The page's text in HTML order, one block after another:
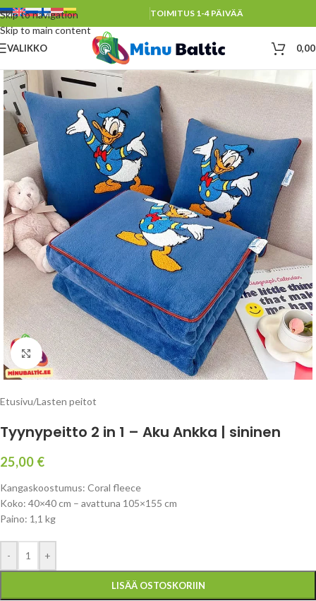
Skip to navigation
Skip to main content
TOIMITUS 1-4 PÄIVÄÄ
VALIKKO
Click to enlarge
Etusivu/Lasten peitot
Tyynypeitto 2 in 1 – Aku Ankka | sininen
25,00 €
Kangaskoostumus: Coral fleece
Koko: 40×40 cm – avattuna 105×155 cm
Paino: 1,1 kg
- +
LISÄÄ OSTOSKORIIN